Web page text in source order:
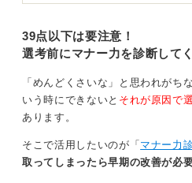
大な虚偽がないかを見極める
故意の虚偽は厳禁！ 正直な
う
短期間で離職した職歴や、ア
と判断した経歴については、悪
的に隠した場合は、内定取り
ります。
39点以下は要注意！
選考前にマナー力を診断して
「めんどくさいな」と思われがち
いう時にできないと それが原因で
あります。
そこで活用したいのが「 マナー力
取ってしまったら早期の改善が必